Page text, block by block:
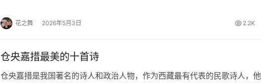
花之舞 2026年5月3日 2.2K
仓央嘉措最美的十首诗
仓央嘉措是我国著名的诗人和政治人物，作为西藏最有代表的民歌诗人，